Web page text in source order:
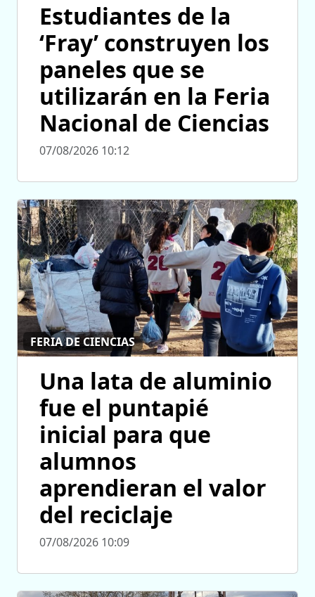
Estudiantes de la
‘Fray’ construyen los
paneles que se
utilizarán en la Feria
Nacional de Ciencias
07/08/2026 10:12
FERIA DE CIENCIAS
Una lata de aluminio
fue el puntapié
inicial para que
alumnos
aprendieran el valor
del reciclaje
07/08/2026 10:09